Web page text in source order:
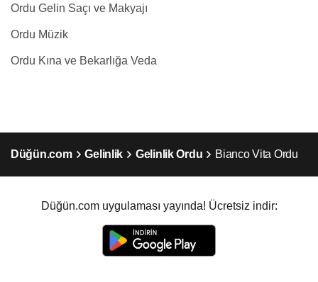
Ordu Gelin Saçı ve Makyajı
Ordu Müzik
Ordu Kına ve Bekarlığa Veda
Düğün.com Gelinlik Gelinlik Ordu Bianco Vita Ordu
Düğün.com uygulaması yayında! Ücretsiz indir: